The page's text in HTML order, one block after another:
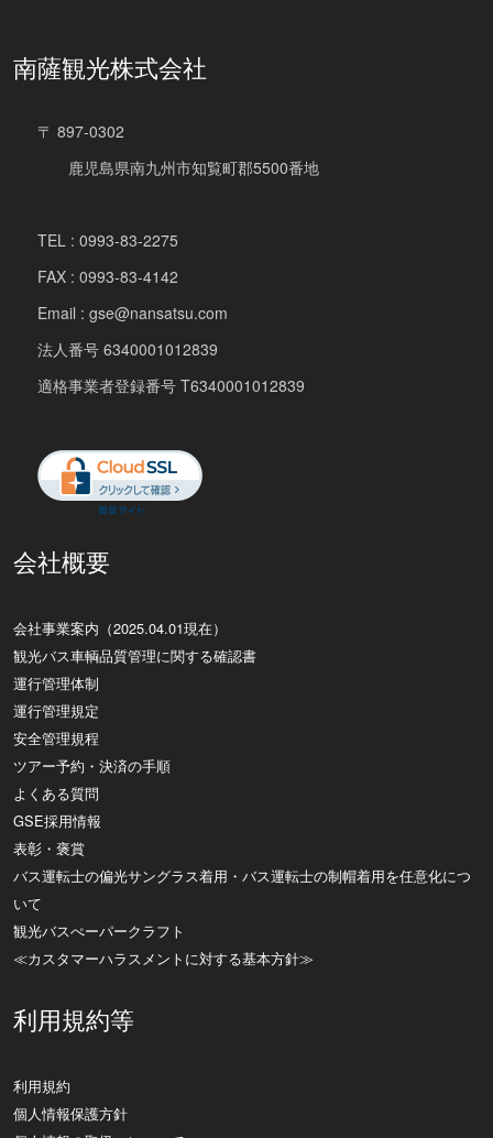
南薩観光株式会社
〒 897-0302
鹿児島県南九州市知覧町郡5500番地
TEL : 0993-83-2275
FAX : 0993-83-4142
Email : gse@nansatsu.com
法人番号 6340001012839
適格事業者登録番号 T6340001012839
会社概要
会社事業案内（2025.04.01現在）
観光バス車輌品質管理に関する確認書
運行管理体制
運行管理規定
安全管理規程
ツアー予約・決済の手順
よくある質問
GSE採用情報
表彰・褒賞
バス運転士の偏光サングラス着用・バス運転士の制帽着用を任意化につ
いて
観光バスぺーパークラフト
≪カスタマーハラスメントに対する基本方針≫
利用規約等
利用規約
個人情報保護方針